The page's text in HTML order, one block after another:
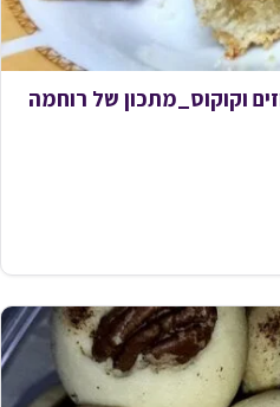
וקוקוס_מתכון של רוחמה